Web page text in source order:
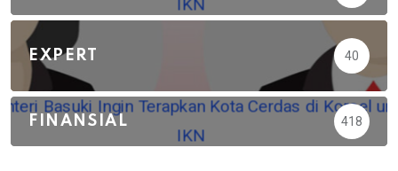
EXPERT 40
FINANSIAL 418